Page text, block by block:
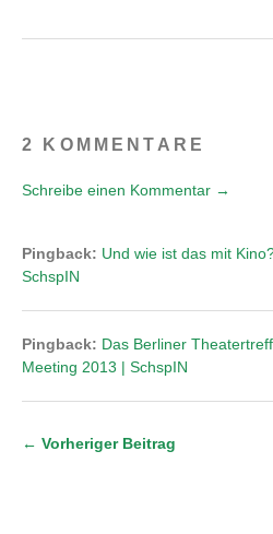
2 KOMMENTARE
Schreibe einen Kommentar →
Pingback: Und wie ist das mit
SchspIN
Pingback: Das Berliner
Meeting 2013 | SchspIN
← Vorheriger Beitrag